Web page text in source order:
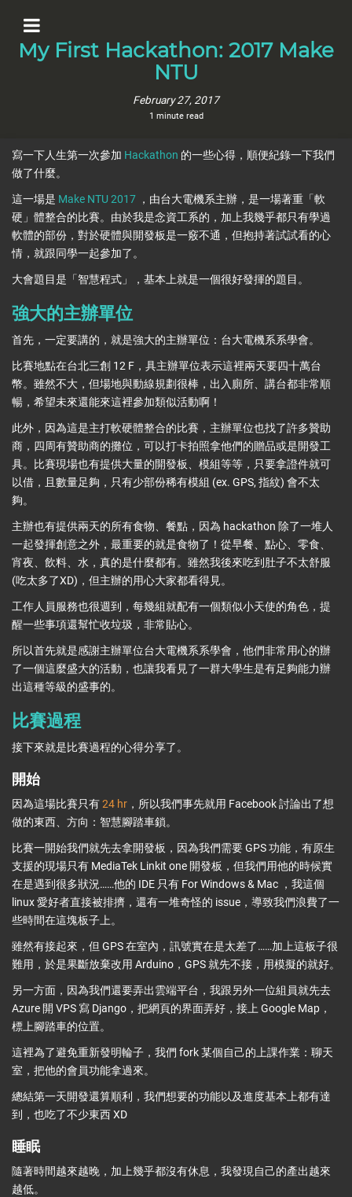
My First Hackathon: 2017 Make
NTU
February 27, 2017
1 minute read
寫一下人生第一次參加 Hackathon 的一些心得，順便紀錄一下我們
做了什麼。
這一場是 Make NTU 2017 ，由台大電機系主辦，是一場著重「軟
硬」體整合的比賽。由於我是念資工系的，加上我幾乎都只有學過
軟體的部份，對於硬體與開發板是一竅不通，但抱持著試試看的心
情，就跟同學一起參加了。
大會題目是「智慧程式」，基本上就是一個很好發揮的題目。
強大的主辦單位
首先，一定要講的，就是強大的主辦單位：台大電機系系學會。
比賽地點在台北三創 12 F，具主辦單位表示這裡兩天要四十萬台
幣。雖然不大，但場地與動線規劃很棒，出入廁所、講台都非常順
暢，希望未來還能來這裡參加類似活動啊！
此外，因為這是主打軟硬體整合的比賽，主辦單位也找了許多贊助
商，四周有贊助商的攤位，可以打卡拍照拿他們的贈品或是開發工
具。比賽現場也有提供大量的開發板、模組等等，只要拿證件就可
以借，且數量足夠，只有少部份稀有模組 (ex. GPS, 指紋) 會不太
夠。
主辦也有提供兩天的所有食物、餐點，因為 hackathon 除了一堆人
一起發揮創意之外，最重要的就是食物了！從早餐、點心、零食、
宵夜、飲料、水，真的是什麼都有。雖然我後來吃到肚子不太舒服
(吃太多了XD)，但主辦的用心大家都看得見。
工作人員服務也很週到，每幾組就配有一個類似小天使的角色，提
醒一些事項還幫忙收垃圾，非常貼心。
所以首先就是感謝主辦單位台大電機系系學會，他們非常用心的辦
了一個這麼盛大的活動，也讓我看見了一群大學生是有足夠能力辦
出這種等級的盛事的。
比賽過程
接下來就是比賽過程的心得分享了。
開始
因為這場比賽只有24 hr ，所以我們事先就用 Facebook 討論出了想
做的東西、方向：智慧腳踏車鎖。
比賽一開始我們就先去拿開發板，因為我們需要 GPS 功能，有原生
支援的現場只有 MediaTek Linkit one 開發板，但我們用他的時候實
在是遇到很多狀況……他的 IDE 只有 For Windows & Mac ，我這個
linux 愛好者直接被排擠，還有一堆奇怪的 issue，導致我們浪費了一
些時間在這塊板子上。
雖然有接起來，但 GPS 在室內，訊號實在是太差了……加上這板子很
難用，於是果斷放棄改用 Arduino，GPS 就先不接，用模擬的就好。
另一方面，因為我們還要弄出雲端平台，我跟另外一位組員就先去
Azure 開 VPS 寫 Django，把網頁的界面弄好，接上 Google Map，
標上腳踏車的位置。
這裡為了避免重新發明輪子，我們 fork 某個自己的上課作業：聊天
室，把他的會員功能拿過來。
總結第一天開發還算順利，我們想要的功能以及進度基本上都有達
到，也吃了不少東西 XD
睡眠
隨著時間越來越晚，加上幾乎都沒有休息，我發現自己的產出越來
越低。